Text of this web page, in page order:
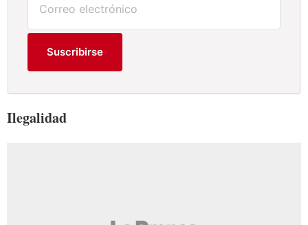
Suscribirse
Ilegalidad